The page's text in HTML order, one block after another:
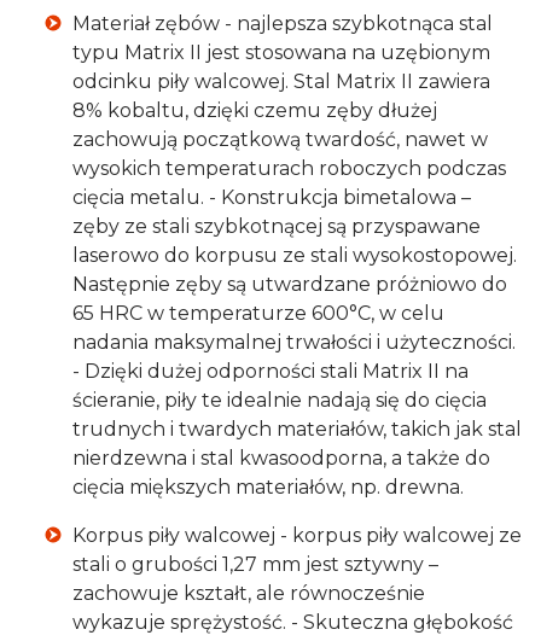
Materiał zębów - najlepsza szybkotnąca stal
typu Matrix II jest stosowana na uzębionym
odcinku piły walcowej. Stal Matrix II zawiera
8% kobaltu, dzięki czemu zęby dłużej
zachowują początkową twardość, nawet w
wysokich temperaturach roboczych podczas
cięcia metalu. - Konstrukcja bimetalowa –
zęby ze stali szybkotnącej są przyspawane
laserowo do korpusu ze stali wysokostopowej.
Następnie zęby są utwardzane próżniowo do
65 HRC w temperaturze 600°C, w celu
nadania maksymalnej trwałości i użyteczności.
- Dzięki dużej odporności stali Matrix II na
ścieranie, piły te idealnie nadają się do cięcia
trudnych i twardych materiałów, takich jak stal
nierdzewna i stal kwasoodporna, a także do
cięcia miększych materiałów, np. drewna.
Korpus piły walcowej - korpus piły walcowej ze
stali o grubości 1,27 mm jest sztywny –
zachowuje kształt, ale równocześnie
wykazuje sprężystość. - Skuteczna głębokość